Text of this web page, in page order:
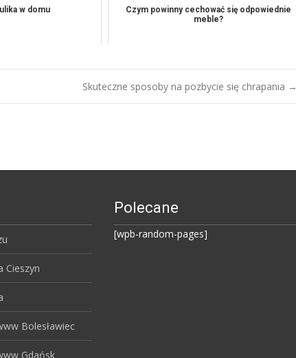
w domu
Czym powinny cechować się odpowiednie
meble?
Skuteczne sposoby na pozbycie się chrapania →
Cieszyn
Bolesławiec
Gdańsk
Polecane
[wpb-random-pages]